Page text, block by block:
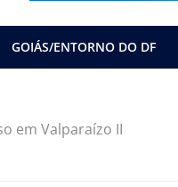
GOIÁS/ENTORNO DO DF
em Valparaízo II